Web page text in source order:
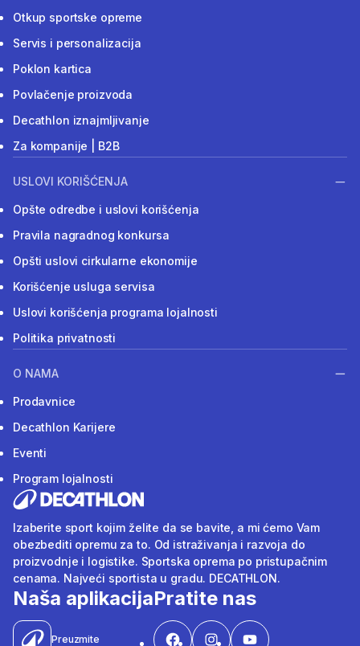
Otkup sportske opreme
Servis i personalizacija
Poklon kartica
Povlačenje proizvoda
Decathlon iznajmljivanje
Za kompanije | B2B
USLOVI KORIŠĆENJA
Opšte odredbe i uslovi korišćenja
Pravila nagradnog konkursa
Opšti uslovi cirkularne ekonomije
Korišćenje usluga servisa
Uslovi korišćenja programa lojalnosti
Politika privatnosti
O NAMA
Prodavnice
Decathlon Karijere
Eventi
Program lojalnosti
Izaberite sport kojim želite da se bavite, a mi ćemo Vam
obezbediti opremu za to. Od istraživanja i razvoja do
proizvodnje i logistike. Sportska oprema po pristupačnim
cenama. Najveći sportista u gradu. DECATHLON.
Naša aplikacija
Preuzmite
Pratite nas